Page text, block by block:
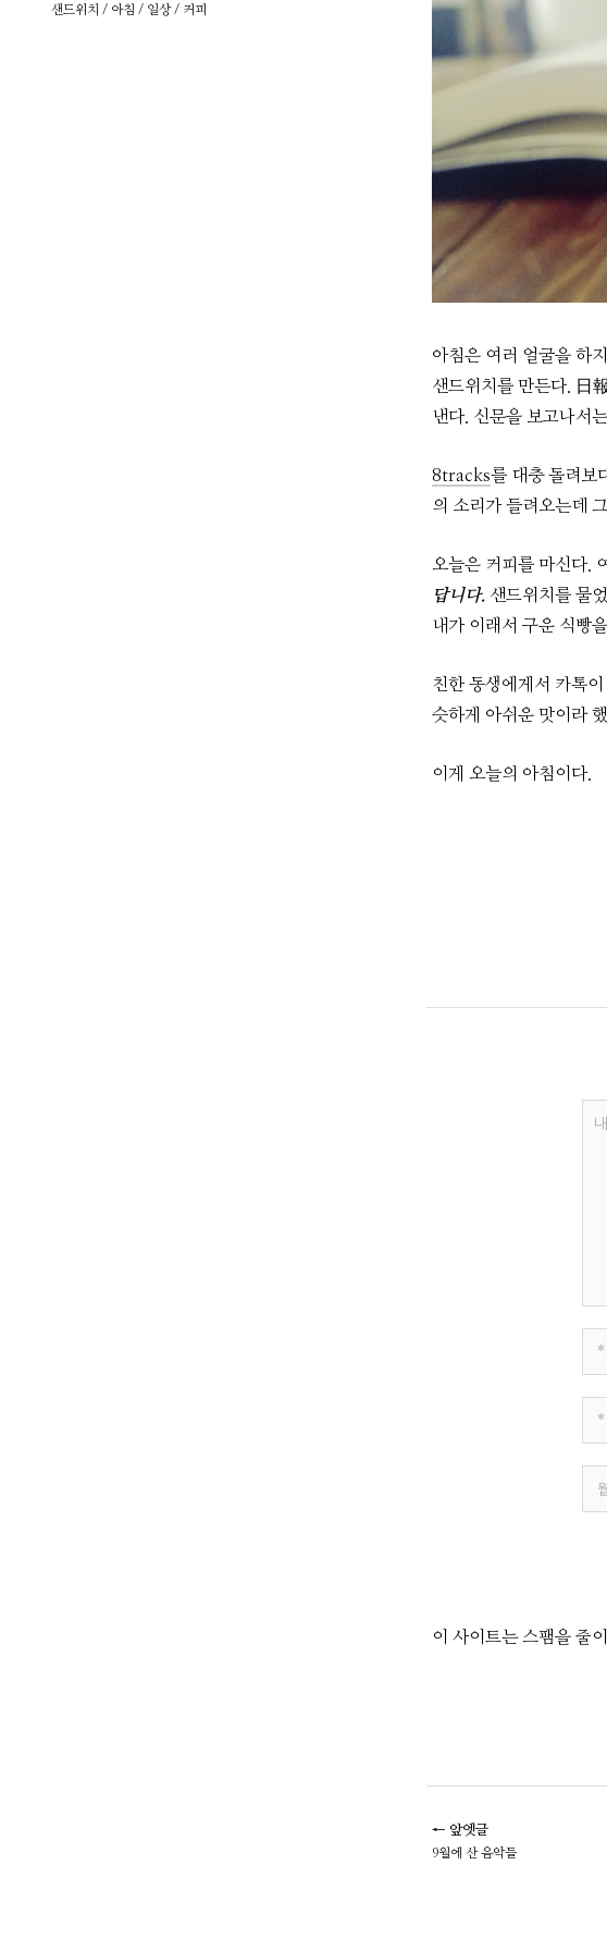
샌드위치 / 아침 / 일상/ 커피
아침은 여러 얼굴을 하
샌드위치를 만든다. 日
낸다. 신문을 보고나서
8tracks를 대충 돌려보
의 소리가 들려오는데
오늘은 커피를 마신다.
답니다. 샌드위치를 물
내가 이래서 구운 식빵
친한 동생에게서 카톡
슷하게 아쉬운 맛이라
이게 오늘의 아침이다.
이 사이트는 스팸을 줄
← 앞엣글
9월에 산 음악들